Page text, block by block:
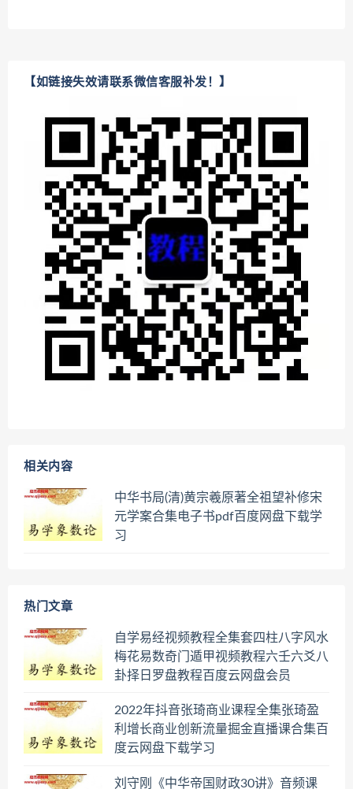
【如链接失效请联系微信客服补发！】
相关内容
中华书局(清)黄宗羲原著全祖望补修宋
元学案合集电子书pdf百度网盘下载学
习
热门文章
自学易经视频教程全集套四柱八字风水
梅花易数奇门遁甲视频教程六壬六爻八
卦择日罗盘教程百度云网盘会员
2022年抖音张琦商业课程全集张琦盈
利增长商业创新流量掘金直播课合集百
度云网盘下载学习
刘守刚《中华帝国财政30讲》音频课